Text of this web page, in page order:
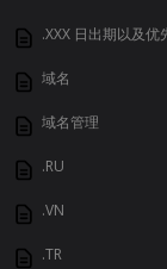
.XXX 日出期以及优
域名
域名管理
.RU
.VN
.TR